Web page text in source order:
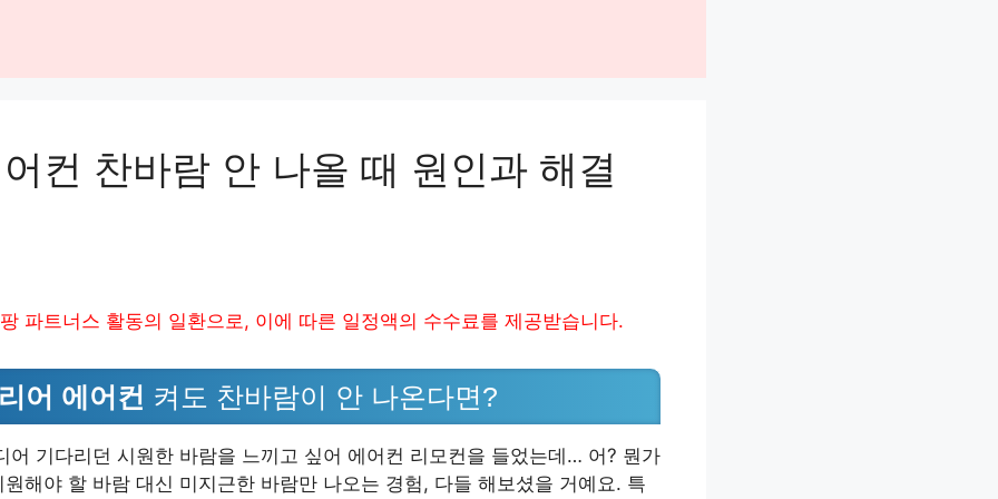
컨 찬바람 안 나올 때 원인과 해결
파트너스 활동의 일환으로, 이에 따른 일정액의 수수료를 제공받습니다.
어 에어컨 켜도 찬바람이 안 나온다면?
어 기다리던 시원한 바람을 느끼고 싶어 에어컨 리모컨을 들었는데… 어? 뭔가
해야 할 바람 대신 미지근한 바람만 나오는 경험, 다들 해보셨을 거예요. 특